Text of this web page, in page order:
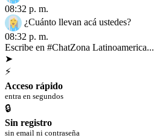
08:32 p. m.
¿Cuánto llevan acá ustedes?
08:32 p. m.
Escribe en #ChatZona Latinoamerica...
➤
⚡
Acceso rápido
entra en segundos
🔒
Sin registro
sin email ni contraseña